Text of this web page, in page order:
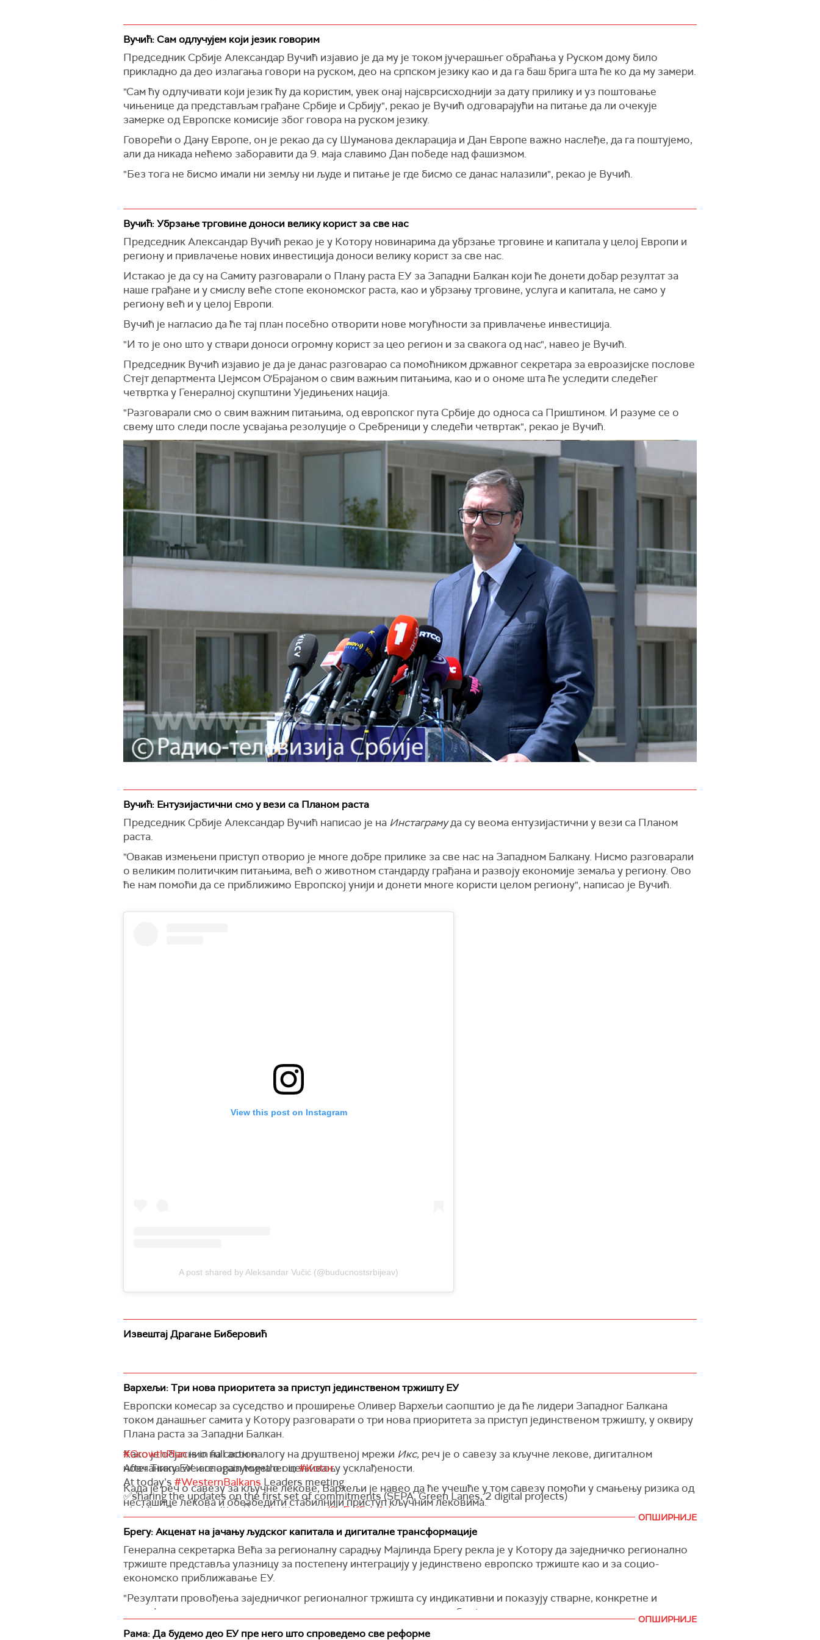
Вучић: Сам одлучујем који језик говорим
Председник Србије Александар Вучић изјавио је да му је током јучерашњег обраћања у Руском дому било
прикладно да део излагања говори на руском, део на српском језику као и да га баш брига шта ће ко да му замери.
"Сам ћу одлучивати који језик ћу да користим, увек онај најсврсисходнији за дату прилику и уз поштовање
чињенице да представљам грађане Србије и Србију", рекао је Вучић одговарајући на питање да ли очекује
замерке од Европске комисије због говора на руском језику.
Говорећи о Дану Европе, он је рекао да су Шуманова декларација и Дан Европе важно наслеђе, да га поштујемо,
али да никада нећемо заборавити да 9. маја славимо Дан победе над фашизмом.
"Без тога не бисмо имали ни земљу ни људе и питање је где бисмо се данас налазили", рекао је Вучић.
Вучић: Убрзање трговине доноси велику корист за све нас
Председник Александар Вучић рекао је у Котору новинарима да убрзање трговине и капитала у целој Европи и
региону и привлачење нових инвестиција доноси велику корист за све нас.
Истакао је да су на Самиту разговарали о Плану раста ЕУ за Западни Балкан који ће донети добар резултат за
наше грађане и у смислу веће стопе економског раста, као и убрзању трговине, услуга и капитала, не само у
региону већ и у целој Европи.
Вучић је нагласио да ће тај план посебно отворити нове могућности за привлачење инвестиција.
"И то је оно што у ствари доноси огромну корист за цео регион и за свакога од нас", навео је Вучић.
Председник Вучић изјавио је да је данас разговарао са помоћником државног секретара за евроазијске послове
Стејт департмента Џејмсом О'Брајаном о свим важњим питањима, као и о ономе шта ће уследити следећег
четвртка у Генералној скупштини Уједињених нација.
"Разговарали смо о свим важним питањима, од европског пута Србије до односа са Приштином. И разуме се о
свему што следи после усвајања резолуције о Сребреници у следећи четвртак", рекао је Вучић.
Вучић: Ентузијастични смо у вези са Планом раста
Председник Србије Александар Вучић написао је на Инстаграмуда су веома ентузијастични у вези са Планом
раста.
"Овакав измењени приступ отворио је многе добре прилике за све нас на Западном Балкану. Нисмо разговарали
о великим политичким питањима, већ о животном стандарду грађана и развоју економије земаља у региону. Ово
ће нам помоћи да се приближимо Европској унији и донети многе користи целом региону", написао је Вучић.
View this post on Instagram
A post shared by Aleksandar Vučić (@buducnostsrbijeav)
Извештај Драгане Биберовић
Вархељи: Три нова приоритета за приступ јединственом тржишту ЕУ
Европски комесар за суседство и проширење Оливер Вархељи саопштио је да ће лидери Западног Балкана
током данашњег самита у Котору разговарати о три нова приоритета за приступ јединственом тржишту, у оквиру
Плана раста за Западни Балкан.
Како је објаснио на свом налогу на друштвеној мрежи Икс, реч је о савезу за кључне лекове, дигиталном
новчанику ЕУ и споразумима о оцењивању усклађености.
Када је реч о савезу за кључне лекове, Вархељи је навео да ће учешће у том савезу помоћи у смањењу ризика од
несташице лекова и обезбедити стабилнији приступ кључним лековима.
За новчаник ЕУ за дигитални идентитет навео је да је то једноставан и безбедан начин да се обезбеди
идентификација путем апликације за мобилни телефон, када се приступа јавним и приватним дигиталним
услугама.
Као трећи приоритет навео је споразуме о оцењивању усклађености који ће, како је рекао, подстаћи трговину и
смањити трошкове за потврду безбедности и квалитета производа Западног Балкана на тржишту ЕУ.
Вархељи је на платформиИксистакао да је План раста за Западни Балкан у пуној акцији и да ће лидери Западног
Балкана поделити и новости о првом сету обавеза, међу којима је и Јединствено подручје плаћања у еврима
(СЕПА).
#GrowthPlanis in full action.
After Tirana we are again together in#Kotor.
At today’s #WesternBalkans Leaders meeting
✅sharing the updates on the first set of commitments (SEPA, Green Lanes, 2 digital projects)
✅adding 3 new priorities 👇pic.twitter.com/8eEuf5dv1d
— Oliver Varhelyi (@OliverVarhelyi)May 16, 2024
ОПШИРНИЈЕ
Брегу: Акценат на јачању људског капитала и дигиталне трансформације
Генерална секретарка Већа за регионалну сарадњу Мајлинда Брегу рекла је у Котору да заједничко регионално
тржиште представља улазницу за постепену интеграцију у јединствено европско тржиште као и за социо-
економско приближавање ЕУ.
"Резултати провођења заједничког регионалног тржишта су индикативни и показују стварне, конкретне и
трансформативне социо-економске резултате и помаке у домену бројних регионалних програма и политика, али
истовремено указују и на још увек неискориштен потенцијал економске интеграције који би нашим економијама
ОПШИРНИЈЕ
Рама: Да будемо део ЕУ пре него што спроведемо све реформе